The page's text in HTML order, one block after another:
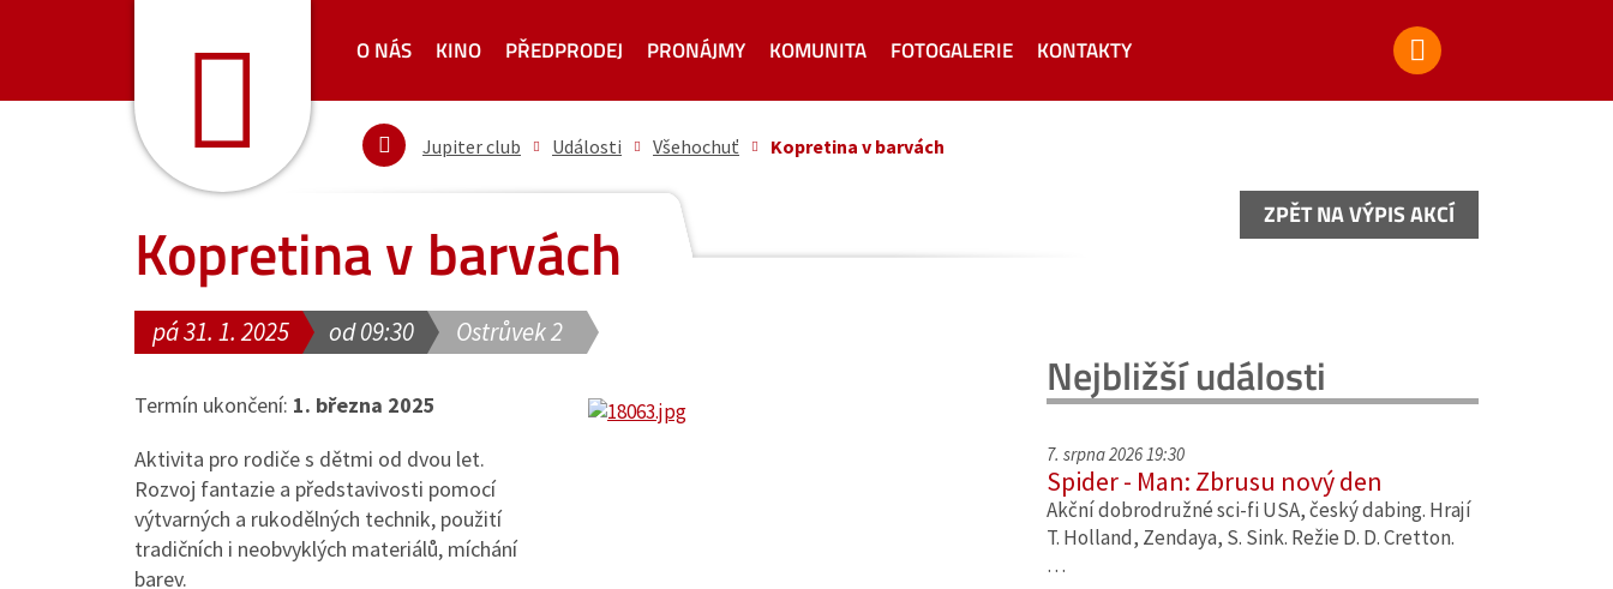
O NÁS KINO PŘEDPRODEJ PRONÁJMY KOMUNITA FOTOGALERIE KONTAKTY
Jupiter club Události Všehochuť Kopretina v barvách
Kopretina v barvách ZPĚT NA VÝPIS AKCÍ
pá 31. 1. 2025 od 09:30 Ostrůvek 2
Termín ukončení: 1. března 2025
Aktivita pro rodiče s dětmi od dvou let.
Rozvoj fantazie a představivosti pomocí
výtvarných a rukodělných technik, použití
tradičních i neobvyklých materiálů, míchání
barev.
ZPĚT NA VÝPIS AKCÍ
Nejbližší události
7. srpna 2026 19:30
Spider - Man: Zbrusu nový den
Akční dobrodružné sci-fi USA, český dabing. Hrají
T. Holland, Zendaya, S. Sink. Režie D. D. Cretton.
…